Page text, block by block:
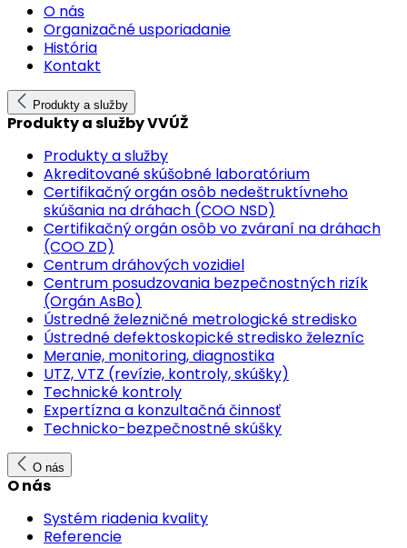
O nás
Organizačné usporiadanie
História
Kontakt
Produkty a služby
Produkty a služby VVÚŽ
Produkty a služby
Akreditované skúšobné laboratórium
Certifikačný orgán osôb nedeštruktívneho
skúšania na dráhach (COO NSD)
Certifikačný orgán osôb vo zváraní na dráhach
(COO ZD)
Centrum dráhových vozidiel
Centrum posudzovania bezpečnostných rizík
(Orgán AsBo)
Ústredné železničné metrologické stredisko
Ústredné defektoskopické stredisko železníc
Meranie, monitoring, diagnostika
UTZ, VTZ (revízie, kontroly, skúšky)
Technické kontroly
Expertízna a konzultačná činnosť
Technicko-bezpečnostné skúšky
O nás
O nás
Systém riadenia kvality
Referencie